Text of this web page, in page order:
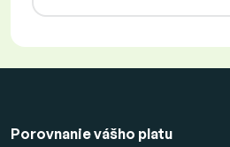
Porovnanie vášho platu